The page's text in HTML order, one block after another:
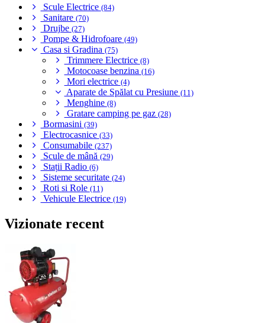
Scule Electrice (84)
Sanitare (70)
Drujbe (27)
Pompe & Hidrofoare (49)
Casa si Gradina (75)
Trimmere Electrice (8)
Motocoase benzina (16)
Mori electrice (4)
Aparate de Spălat cu Presiune (11)
Menghine (8)
Gratare camping pe gaz (28)
Bormasini (39)
Electrocasnice (33)
Consumabile (237)
Scule de mână (29)
Stații Radio (6)
Sisteme securitate (24)
Roti si Role (11)
Vehicule Electrice (19)
Vizionate recent